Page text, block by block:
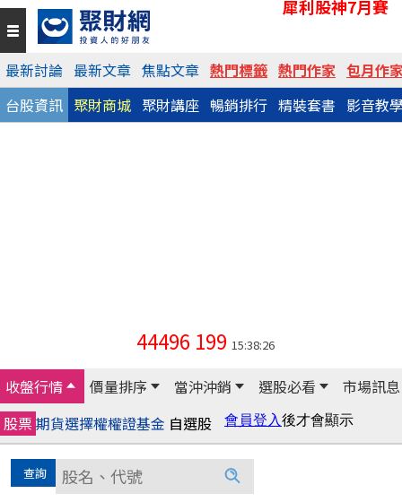
犀利股神7月賽
最新討論 最新文章 焦點文章 熱門標籤 熱門作家 包月作
台股資訊 聚財商城 聚財講座 暢銷排行 精裝套書 影音教
44496 199 15:38:26
收盤行情 價量排序 當沖沖銷 選股必看
市場訊息
股票期貨選擇權權證基金 自選股